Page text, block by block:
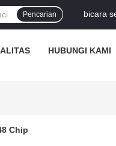
bicara
Pencarian
HUBUNGI KAMI
Chip